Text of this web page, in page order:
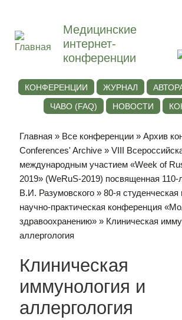
Медицинские
интернет-
конференции
КОНФЕРЕНЦИИ ЖУРНАЛ
ЧАВО (FAQ)
НОВОСТИ
Главная » Все конференции »Архив
Conferences' Archive »VIII
международным участием «Week of
2019» (WeRuS-2019) посвященная
В.И. Разумовского »80-я
научно-практическая конференция
здравоохранению» » Клиническая
аллергология
Клиническая
иммунология и
аллергология